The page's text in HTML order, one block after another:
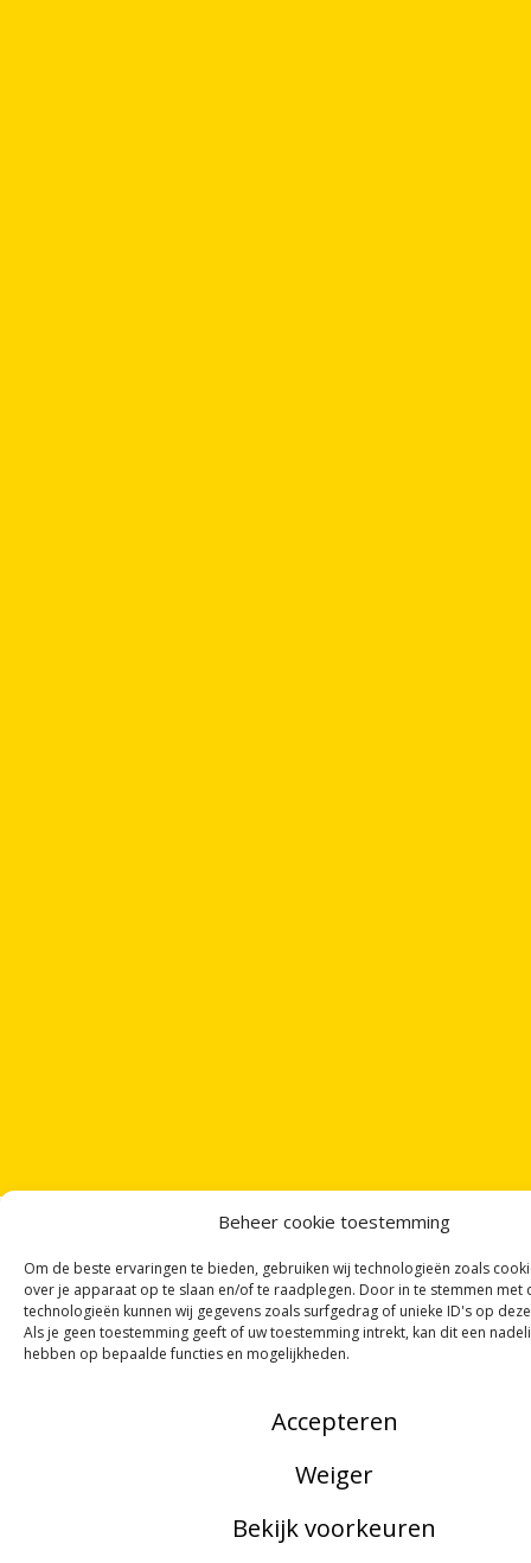
Beheer cookie toestemming
Om de beste ervaringen te bieden, gebruiken wij technologieën zoals
over je apparaat op te slaan en/of te raadplegen. Door in te stemmen met
technologieën kunnen wij gegevens zoals surfgedrag of unieke ID's op
Als je geen toestemming geeft of uw toestemming intrekt, kan dit een
hebben op bepaalde functies en mogelijkheden.
Accepteren
Weiger
Bekijk voorkeuren
ONTVANGVIER GEDICHTENPER MAAND
VIA ONZENIEUWSBRIEF!
NOORDWOORD